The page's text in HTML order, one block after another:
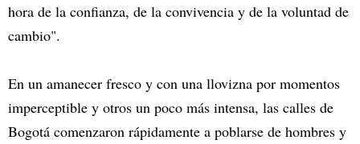
hora de la confianza, de la convivencia y de la voluntad de
cambio".
En un amanecer fresco y con una llovizna por momentos
imperceptible y otros un poco más intensa, las calles de
Bogotá comenzaron rápidamente a poblarse de hombres y